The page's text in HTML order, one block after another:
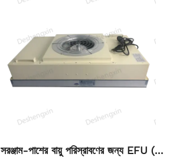
সরঞ্জাম-পাশের বায়ু পরিস্রাবণের জন্য EFU (স